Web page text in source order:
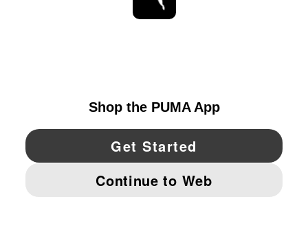
YouTube Twitter Pinterest
IMPRINT AND LEGAL DATA